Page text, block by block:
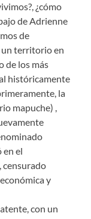
¿cómo
de Adrienne
de
un territorio en
de los más
históricamente
la
mapuche) ,
en el
censurado
y
con un